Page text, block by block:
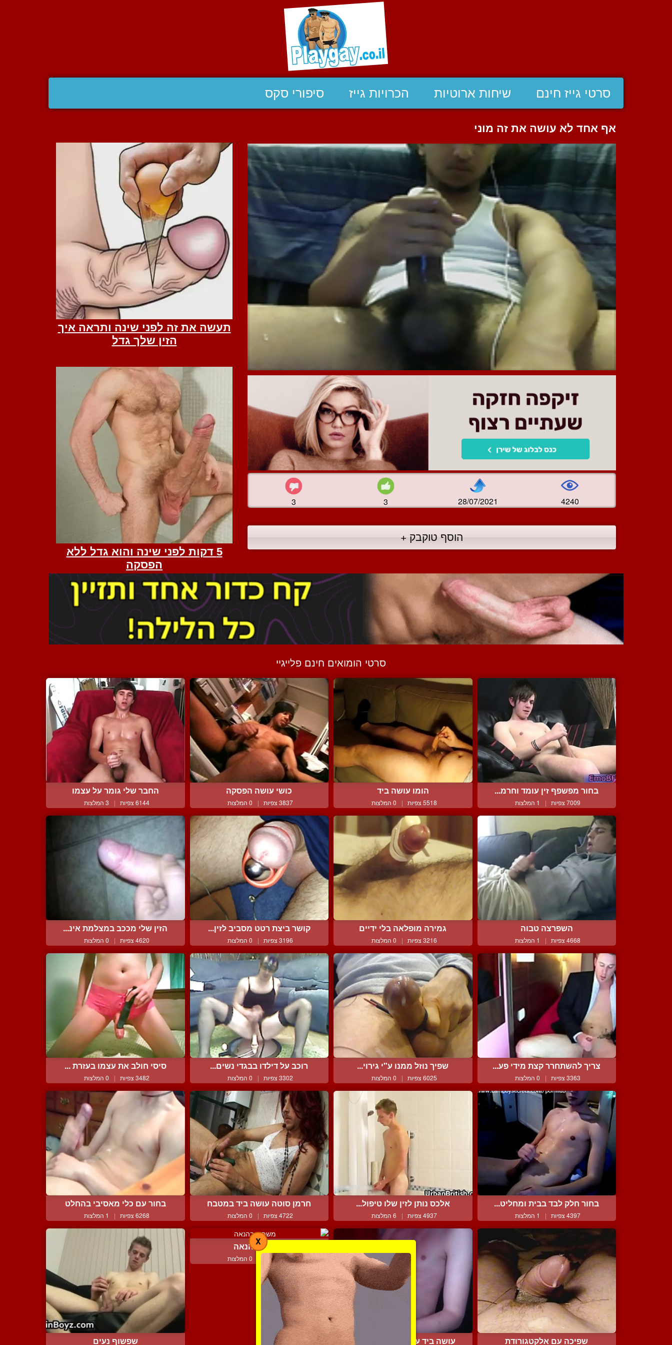
סרטי גייז חינם שיחות ארוטיות הכרויות גייז סיפורי סקס
אף אחד לא עושה את זה מוני
3 3 28/07/2021 4240
הוסף טוקבק +
סרטי הומואים חינם פלייגיי
בחור מפשפף זין עומד וחרמ...
7009 צפיות | 1 המלצות
הומו עושה ביד
5518 צפיות | 0 המלצות
כושי עושה הפסקה
3837 צפיות | 0 המלצות
החבר שלי גומר על עצמו
6144 צפיות | 3 המלצות
השפרצה טבוה
4668 צפיות | 1 המלצות
גמירה מופלאה בלי ידיים
3216 צפיות | 0 המלצות
קושר ביצת רטט מסביב לזין...
3196 צפיות | 0 המלצות
הזין שלי מככב במצלמת אינ...
4620 צפיות | 0 המלצות
צריך להשתחרר קצת מידי פע...
3363 צפיות | 0 המלצות
שפיך נוזל ממנו ע"י גירוי...
6025 צפיות | 0 המלצות
רוכב על דילדו בבגדי נשים...
3302 צפיות | 0 המלצות
סיסי חולב את עצמו בעזרת ...
3482 צפיות | 0 המלצות
בחור חלק לבד בבית ומחליט...
4397 צפיות | 1 המלצות
אלכס נותן לזין שלו טיפול...
4937 צפיות | 6 המלצות
חרמן סוטה עושה ביד במטבח
4722 צפיות | 0 המלצות
בחור עם כלי מאסיבי בהחלט
6268 צפיות | 1 המלצות
שפיכה עם אלקטגורודת עושה ביד עד שמרפיץ על עצ...
משפיך בהנאה
4106 צפיות | 0 המלצות
שפשוף נעים
X